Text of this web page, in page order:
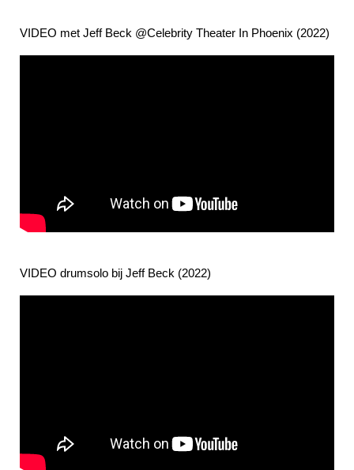
VIDEO met Jeff Beck @Celebrity Theater In Phoenix (2022)
VIDEO drumsolo bij Jeff Beck (2022)